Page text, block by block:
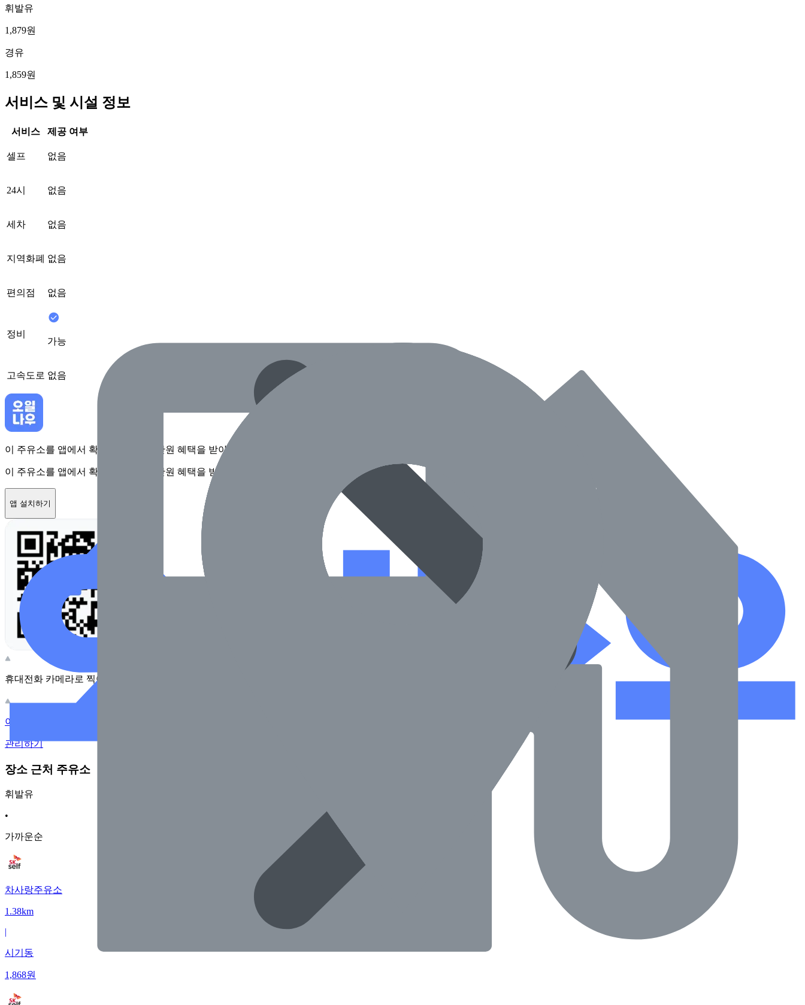
휘발유
1,879원
경유
1,859원
서비스 및 시설 정보
서비스 제공 여부
셀프 없음
24시 없음
세차 없음
지역화폐 없음
편의점 없음
정비
가능
고속도로 없음
이 주유소를 앱에서 확인하고 최대 1만원 혜택을 받아보세요
이 주유소를 앱에서 확인하고 최대 1만원 혜택을 받아보세요
앱 설치하기
휴대전화 카메라로 찍어보세요
이 주유소의 사장님이신가요?
관리하기
장소 근처 주유소
휘발유
•
가까운순
차사랑주유소
1.38km
|
시기동
1,868원